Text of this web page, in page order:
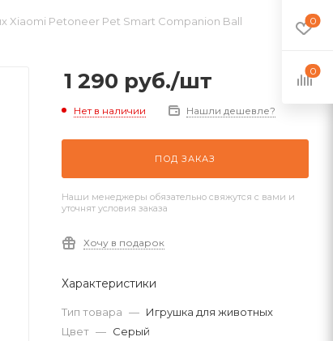
Xiaomi Petoneer Pet Smart Companion Ball
1 290 руб./шт
Нет в наличии Нашли дешевле?
ПОД ЗАКАЗ
Наши менеджеры обязательно свяжутся с вами и
уточнят условия заказа
Хочу в подарок
Характеристики
Тип товара — Игрушка для животных
Цвет — Серый
0
0